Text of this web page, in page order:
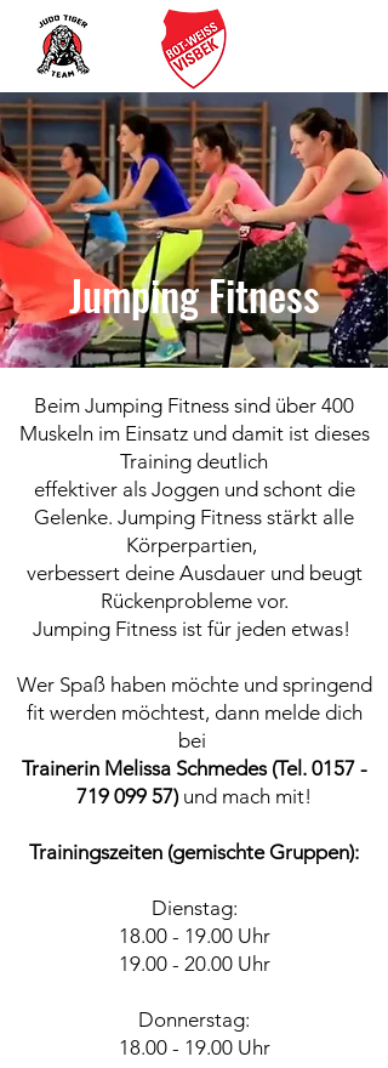
SV RW VISBEK
Rot-Weiß Visbek e.V.
#ziehdasrotetrikotan
Jumping Fitness
Beim Jumping Fitness sind über 400
Muskeln im Einsatz und damit ist dieses
Training deutlich
effektiver als Joggen und schont die
Gelenke. Jumping Fitness stärkt alle
Körperpartien,
verbessert deine Ausdauer und beugt
Rückenprobleme vor.
Jumping Fitness ist für jeden etwas!
Wer Spaß haben möchte und springend
fit werden möchtest, dann melde dich
bei
Trainerin Melissa Schmedes (Tel. 0157 -
719 099 57) und mach mit!
Trainingszeiten (gemischte Gruppen):
Dienstag:
18.00 - 19.00Uhr
19.00 - 20.00Uhr
Donnerstag:
18.00 - 19.00Uhr